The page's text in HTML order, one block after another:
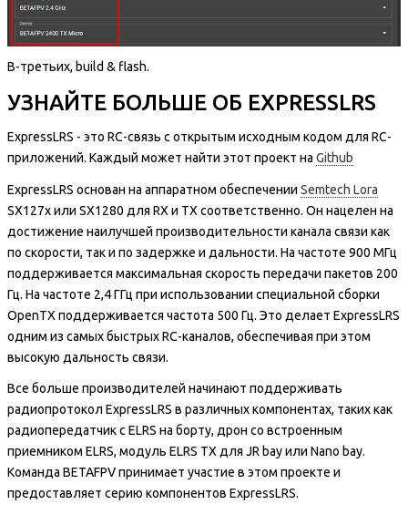
В-третьих, build & flash.
УЗНАЙТЕ БОЛЬШЕ ОБ EXPRESSLRS
ExpressLRS - это RC-связь с открытым исходным кодом для RC-
приложений. Каждый может найти этот проект на Github
ExpressLRS основан на аппаратном обеспечении Semtech Lora
SX127x или SX1280 для RX и TX соответственно. Он нацелен на
достижение наилучшей производительности канала связи как
по скорости, так и по задержке и дальности. На частоте 900 МГц
поддерживается максимальная скорость передачи пакетов 200
Гц. На частоте 2,4 ГГц при использовании специальной сборки
OpenTX поддерживается частота 500 Гц. Это делает ExpressLRS
одним из самых быстрых RC-каналов, обеспечивая при этом
высокую дальность связи.
Все больше производителей начинают поддерживать
радиопротокол ExpressLRS в различных компонентах, таких как
радиопередатчик с ELRS на борту, дрон со встроенным
приемником ELRS, модуль ELRS TX для JR bay или Nano bay.
Команда BETAFPV принимает участие в этом проекте и
предоставляет серию компонентов ExpressLRS.